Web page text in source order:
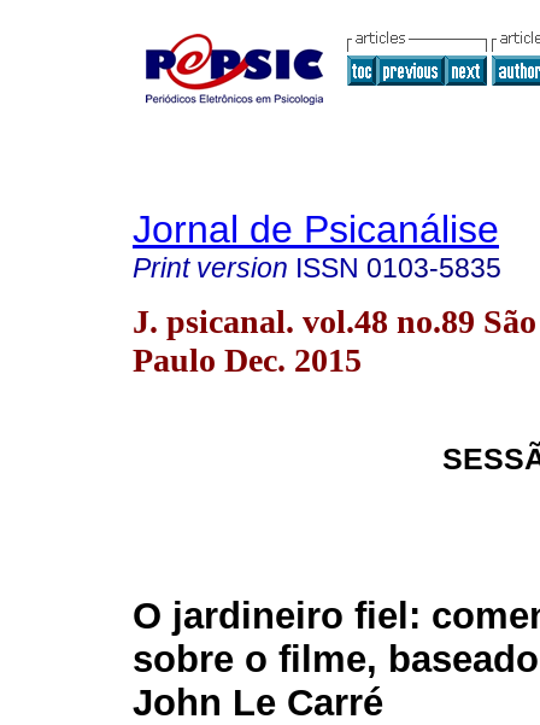
Jornal de Psicanálise
Print version ISSN 0103-5835
J. psicanal. vol.48 no.89 São
Paulo Dec. 2015
O jardineiro fiel:
sobre o filme,
John Le Carré